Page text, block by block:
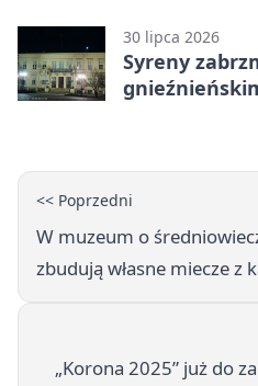
30 lipca 2026
Syreny
<< Poprzedni
W muzeum o
zbudują własne miecze z
„Korona 2025” już do